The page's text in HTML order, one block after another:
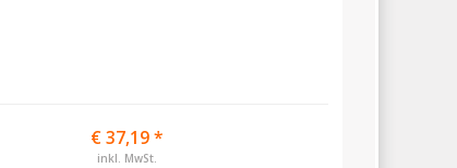
€ 37,19 *
inkl. MwSt.